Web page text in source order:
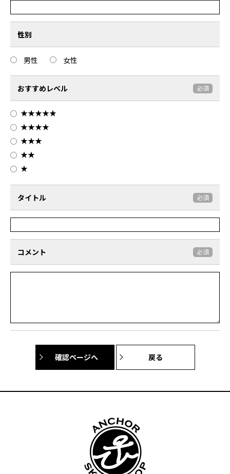
性別
男性 女性
おすすめレベル 必須
★★★★★
★★★★
★★★
★★
★
タイトル 必須
コメント 必須
確認ページへ 戻る